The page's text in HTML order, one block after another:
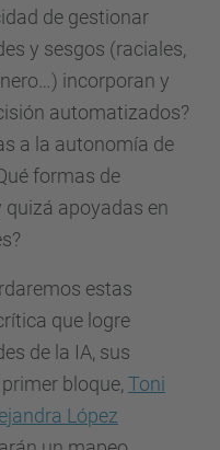
de gestionar
y sesgos (raciales,
incorporan y
automatizados?
a la autonomía de
formas de
apoyadas en
estas
que logre
de la IA, sus
primer bloque, Toni
López